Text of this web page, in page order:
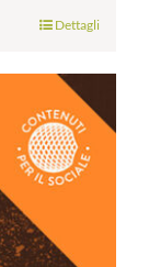
Dettagli